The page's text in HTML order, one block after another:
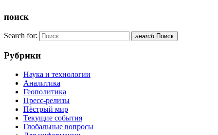
поиск
Search for: search Поиск
Рубрики
Наука и технологии
Аналитика
Геополитика
Пресс-релизы
Пёстрый мир
Текущие события
Глобальные вопросы